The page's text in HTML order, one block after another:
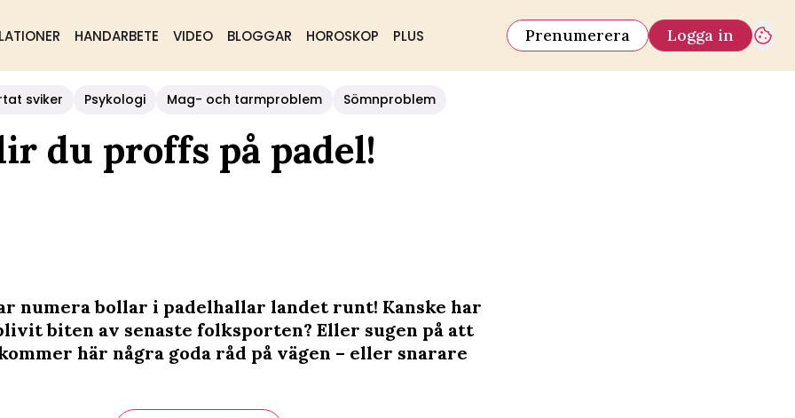
HANDARBETE VIDEO BLOGGAR HOROSKOP PLUS Prenumerera Logga in
sviker Psykologi Mag- och tarmproblem Sömnproblem
du proffs på padel!
numera bollar i padelhallar landet runt! Kanske har
biten av senaste folksporten? Eller sugen på att
här några goda råd på vägen – eller snarare